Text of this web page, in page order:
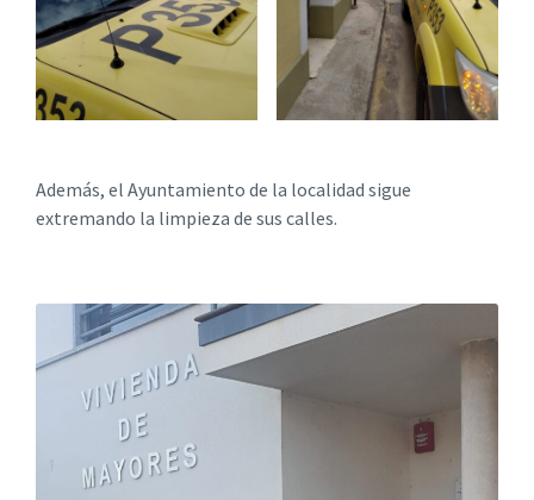
Además, el Ayuntamiento de la localidad sigue
extremando la limpieza de sus calles.